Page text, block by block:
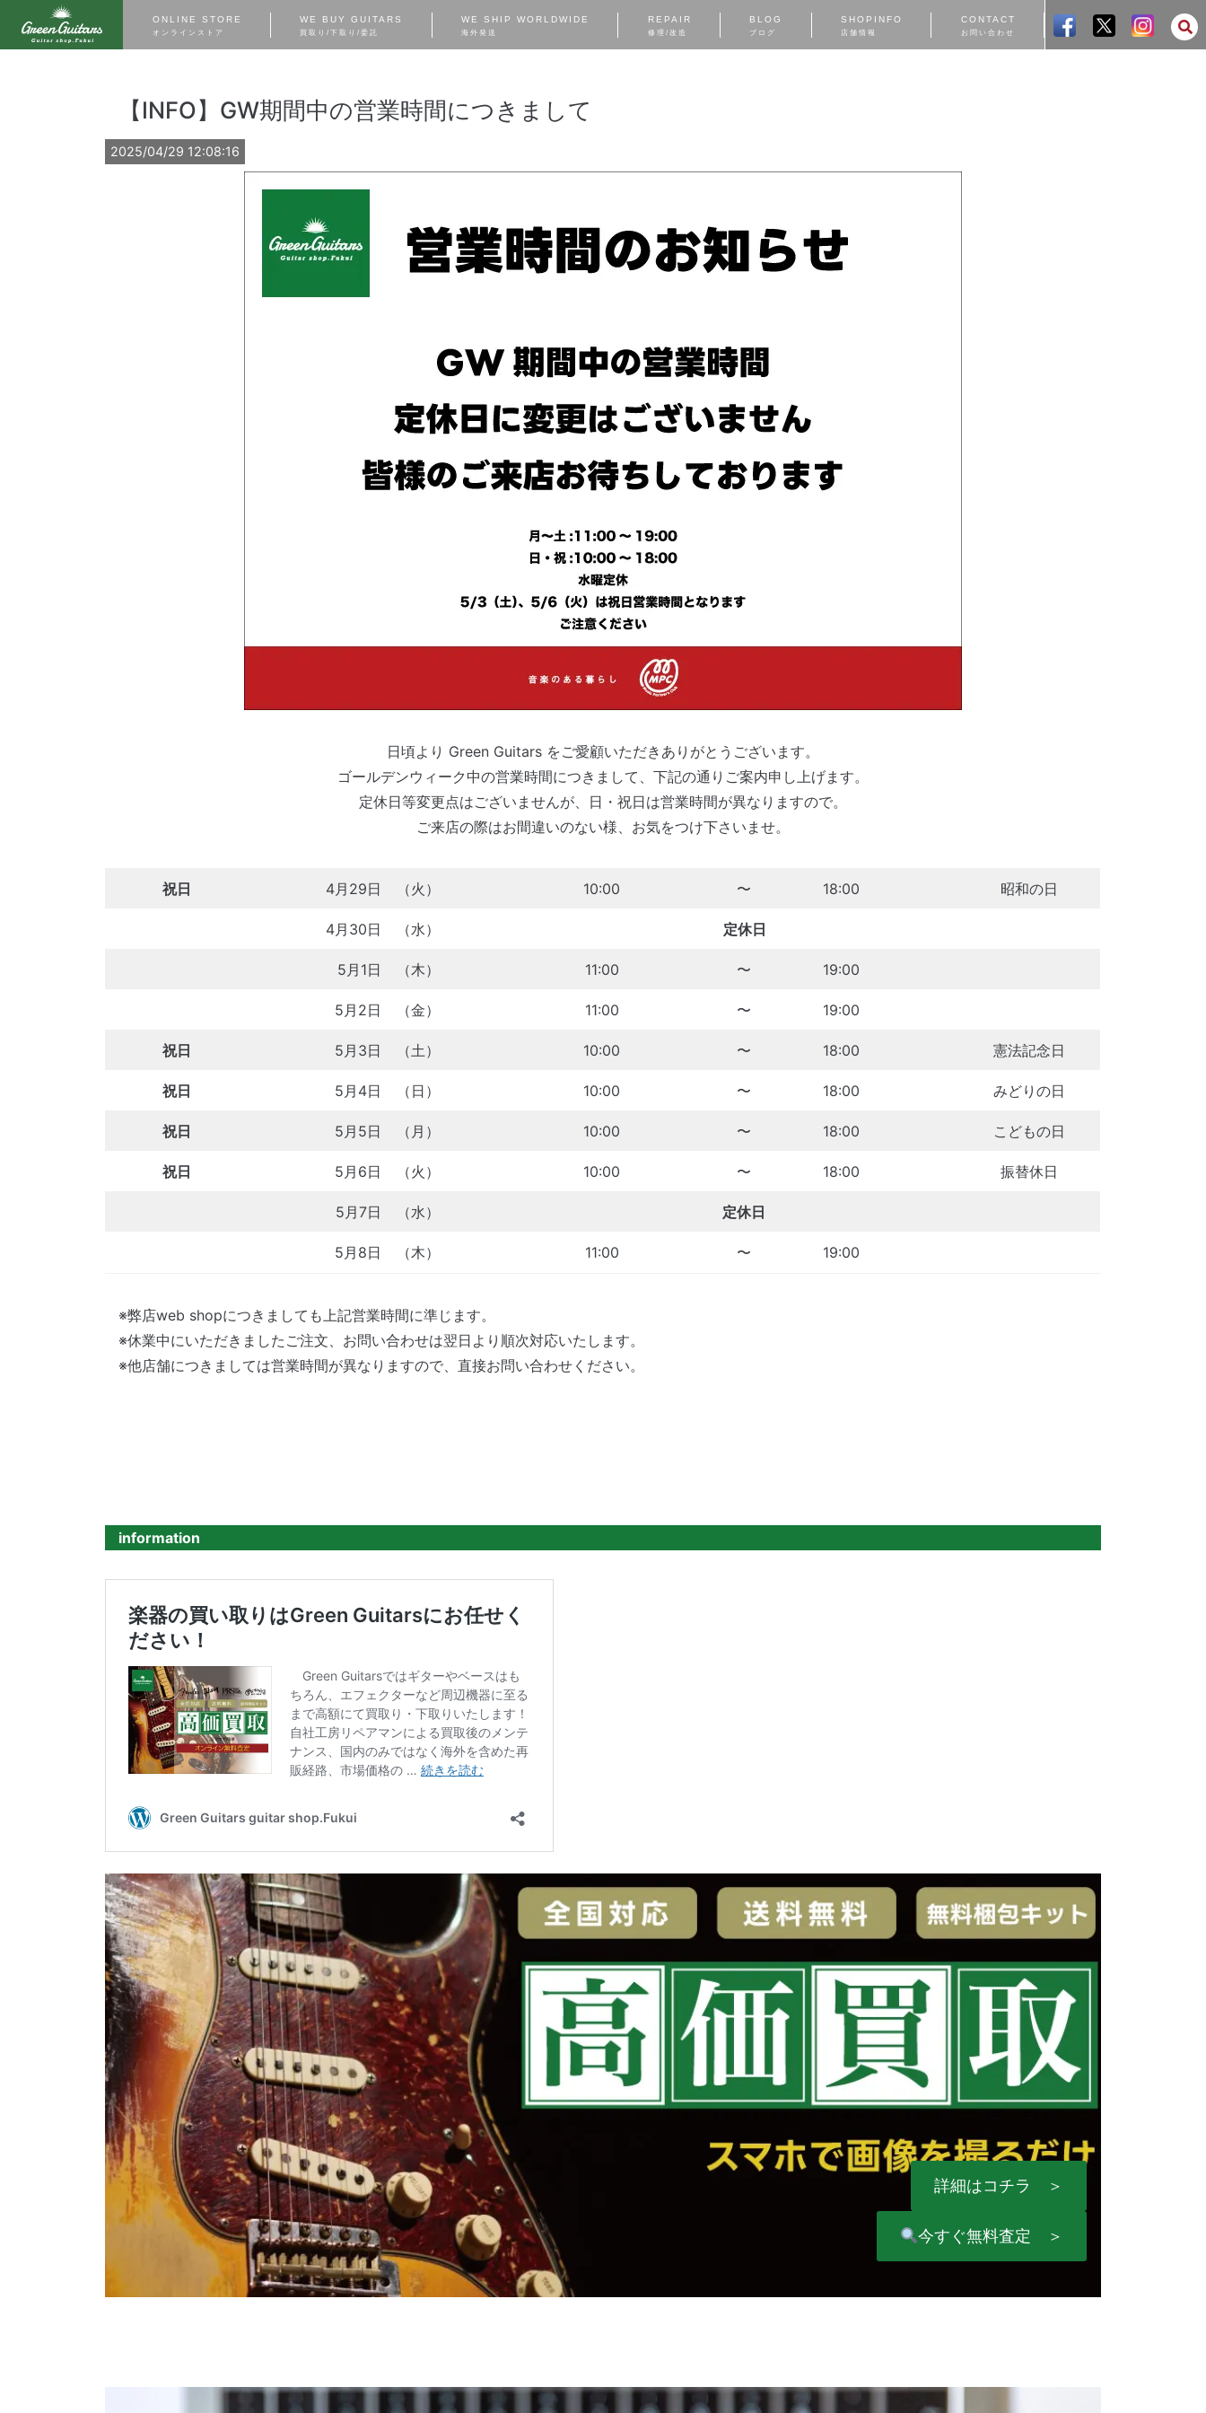
ONLINE STORE
オンラインストア
WE BUY GUITARS
買取り/下取り/委託
WE SHIP WORLDWIDE
海外発送
REPAIR
修理/改造
BLOG
ブログ
SHOPINFO
店舗情報
CONTACT
お問い合わせ
【INFO】GW期間中の営業時間につきまして
2025/04/29 12:08:16
日頃より Green Guitars をご愛顧いただきありがとうございます。
ゴールデンウィーク中の営業時間につきまして、下記の通りご案内申し上げます。
定休日等変更点はございませんが、日・祝日は営業時間が異なりますので。
ご来店の際はお間違いのない様、お気をつけ下さいませ。
祝日 4月29日 （火） 10:00 〜 18:00 昭和の日
4月30日 （水） 定休日
5月1日 （木） 11:00 〜 19:00
5月2日 （金） 11:00 〜 19:00
祝日 5月3日 （土） 10:00 〜 18:00 憲法記念日
祝日 5月4日 （日） 10:00 〜 18:00 みどりの日
祝日 5月5日 （月） 10:00 〜 18:00 こどもの日
祝日 5月6日 （火） 10:00 〜 18:00 振替休日
5月7日 （水） 定休日
5月8日 （木） 11:00 〜 19:00
※弊店web shopにつきましても上記営業時間に準じます。
※休業中にいただきましたご注文、お問い合わせは翌日より順次対応いたします。
※他店舗につきましては営業時間が異なりますので、直接お問い合わせください。
information
詳細はコチラ ＞
今すぐ無料査定 ＞